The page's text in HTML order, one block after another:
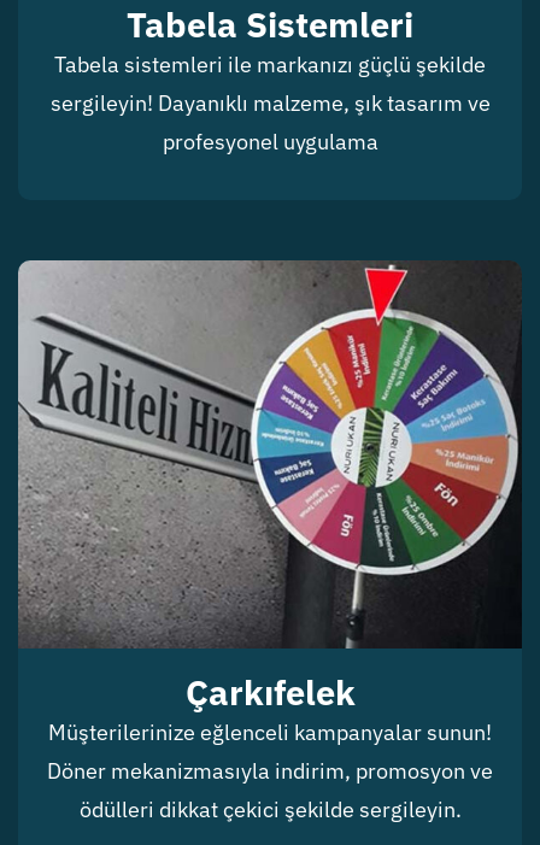
Tabela Sistemleri
Tabela sistemleri ile markanızı güçlü şekilde
sergileyin! Dayanıklı malzeme, şık tasarım ve
profesyonel uygulama
Çarkıfelek
Müşterilerinize eğlenceli kampanyalar sunun!
Döner mekanizmasıyla indirim, promosyon ve
ödülleri dikkat çekici şekilde sergileyin.